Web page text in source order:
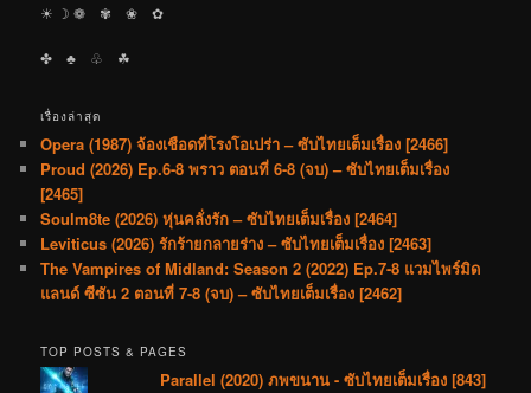
☀︎ ☽ ❁ ✾ ❀ ✿
✤ ♣︎ ♧ ☘︎
เรื่องล่าสุด
Opera (1987) จ้องเชือดที่โรงโอเปร่า – ซับไทยเต็มเรื่อง [2466]
Proud (2026) Ep.6-8 พราว ตอนที่ 6-8 (จบ) – ซับไทยเต็มเรื่อง
[2465]
Soulm8te (2026) หุ่นคลั่งรัก – ซับไทยเต็มเรื่อง [2464]
Leviticus (2026) รักร้ายกลายร่าง – ซับไทยเต็มเรื่อง [2463]
The Vampires of Midland: Season 2 (2022) Ep.7-8 แวมไพร์มิด
แลนด์ ซีซัน 2 ตอนที่ 7-8 (จบ) – ซับไทยเต็มเรื่อง [2462]
TOP POSTS & PAGES
Parallel (2020) ภพขนาน - ซับไทยเต็มเรื่อง [843]